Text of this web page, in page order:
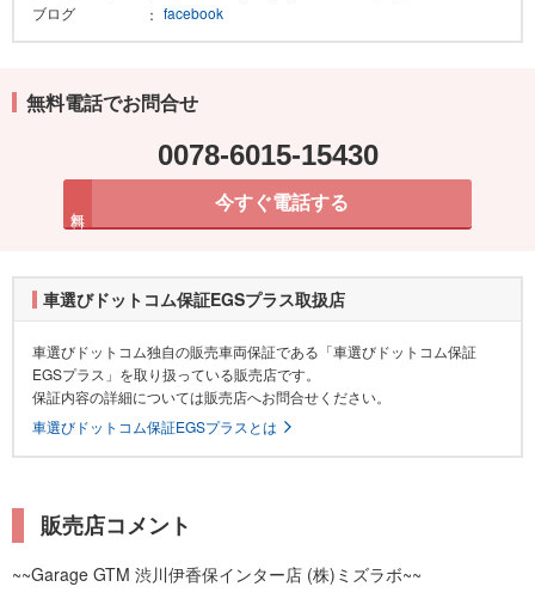
ブログ
facebook
無料電話でお問合せ
0078-6015-15430
今すぐ電話する
車選びドットコム保証EGSプラス取扱店
車選びドットコム独自の販売車両保証である「車選びドットコム保証
EGSプラス」を取り扱っている販売店です。
保証内容の詳細については販売店へお問合せください。
車選びドットコム保証EGSプラスとは
販売店コメント
~~Garage GTM 渋川伊香保インター店 (株)ミズラボ~~